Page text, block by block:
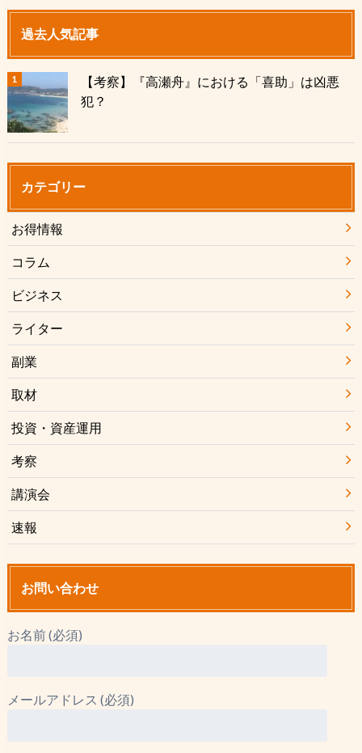
過去人気記事
【考察】『高瀬舟』における「喜助」は凶悪
犯？
カテゴリー
お得情報
コラム
ビジネス
ライター
副業
取材
投資・資産運用
考察
講演会
速報
お問い合わせ
お名前 (必須)
メールアドレス (必須)